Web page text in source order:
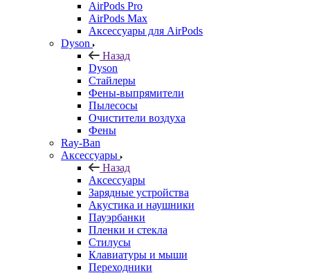
AirPods Pro
AirPods Max
Аксессуары для AirPods
Dyson
Назад
Dyson
Стайлеры
Фены-выпрямители
Пылесосы
Очистители воздуха
Фены
Ray-Ban
Аксессуары
Назад
Аксессуары
Зарядные устройства
Акустика и наушники
Пауэрбанки
Пленки и стекла
Стилусы
Клавиатуры и мыши
Переходники